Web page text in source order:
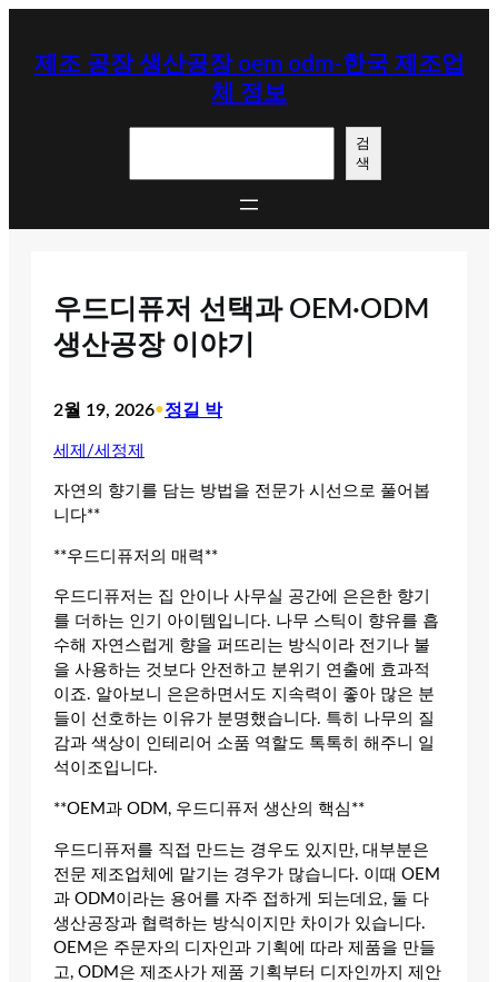
제조 공장 생산공장 oem odm-한국 제조업
체 정보
검
색
우드디퓨저 선택과 OEM·ODM
생산공장 이야기
2월 19, 2026•정길 박
세제/세정제
자연의 향기를 담는 방법을 전문가 시선으로 풀어봅
니다**
**우드디퓨저의 매력**
우드디퓨저는 집 안이나 사무실 공간에 은은한 향기
를 더하는 인기 아이템입니다. 나무 스틱이 향유를 흡
수해 자연스럽게 향을 퍼뜨리는 방식이라 전기나 불
을 사용하는 것보다 안전하고 분위기 연출에 효과적
이죠. 알아보니 은은하면서도 지속력이 좋아 많은 분
들이 선호하는 이유가 분명했습니다. 특히 나무의 질
감과 색상이 인테리어 소품 역할도 톡톡히 해주니 일
석이조입니다.
**OEM과 ODM, 우드디퓨저 생산의 핵심**
우드디퓨저를 직접 만드는 경우도 있지만, 대부분은
전문 제조업체에 맡기는 경우가 많습니다. 이때 OEM
과 ODM이라는 용어를 자주 접하게 되는데요, 둘 다
생산공장과 협력하는 방식이지만 차이가 있습니다.
OEM은 주문자의 디자인과 기획에 따라 제품을 만들
고, ODM은 제조사가 제품 기획부터 디자인까지 제안